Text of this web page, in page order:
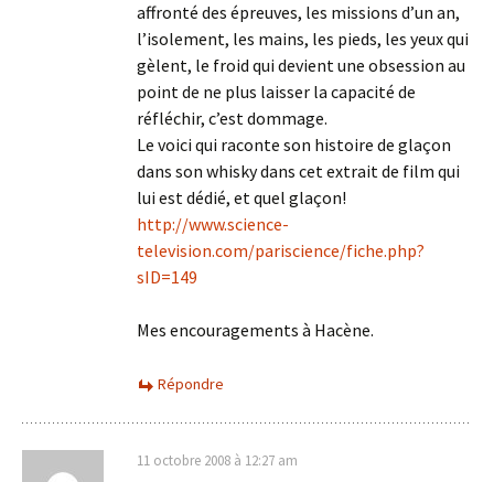
affronté des épreuves, les missions d’un an,
l’isolement, les mains, les pieds, les yeux qui
gèlent, le froid qui devient une obsession au
point de ne plus laisser la capacité de
réfléchir, c’est dommage.
Le voici qui raconte son histoire de glaçon
dans son whisky dans cet extrait de film qui
lui est dédié, et quel glaçon!
http://www.science-
television.com/pariscience/fiche.php?
sID=149
Mes encouragements à Hacène.
Répondre
11 octobre 2008 à 12:27 am